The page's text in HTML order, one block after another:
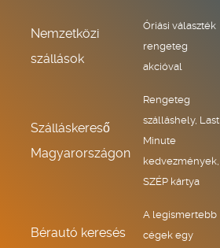
Nemzetközi
szállások
Óriási választék
rengeteg
akcióval
Szálláskereső
Magyarországon
Rengeteg
szálláshely, Last
Minute
kedvezmények,
SZÉP kártya
Bérautó keresés
A legismertebb
cégek egy